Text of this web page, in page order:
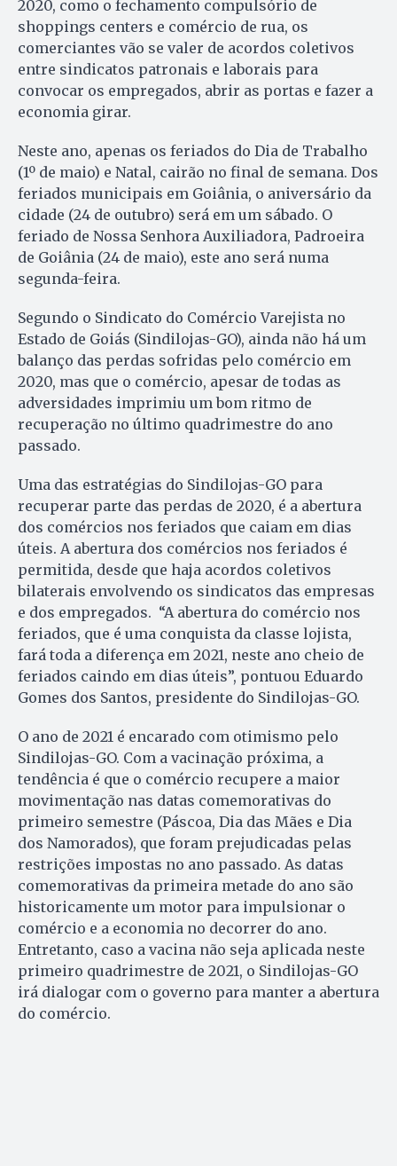
2020, como o fechamento compulsório de
shoppings centers e comércio de rua, os
comerciantes vão se valer de acordos coletivos
entre sindicatos patronais e laborais para
convocar os empregados, abrir as portas e fazer a
economia girar.
Neste ano, apenas os feriados do Dia de Trabalho
(1º de maio) e Natal, cairão no final de semana. Dos
feriados municipais em Goiânia, o aniversário da
cidade (24 de outubro) será em um sábado. O
feriado de Nossa Senhora Auxiliadora, Padroeira
de Goiânia (24 de maio), este ano será numa
segunda-feira.
Segundo o Sindicato do Comércio Varejista no
Estado de Goiás (Sindilojas-GO), ainda não há um
balanço das perdas sofridas pelo comércio em
2020, mas que o comércio, apesar de todas as
adversidades imprimiu um bom ritmo de
recuperação no último quadrimestre do ano
passado.
Uma das estratégias do Sindilojas-GO para
recuperar parte das perdas de 2020, é a abertura
dos comércios nos feriados que caiam em dias
úteis. A abertura dos comércios nos feriados é
permitida, desde que haja acordos coletivos
bilaterais envolvendo os sindicatos das empresas
e dos empregados. “A abertura do comércio nos
feriados, que é uma conquista da classe lojista,
fará toda a diferença em 2021, neste ano cheio de
feriados caindo em dias úteis”, pontuou Eduardo
Gomes dos Santos, presidente do Sindilojas-GO.
O ano de 2021 é encarado com otimismo pelo
Sindilojas-GO. Com a vacinação próxima, a
tendência é que o comércio recupere a maior
movimentação nas datas comemorativas do
primeiro semestre (Páscoa, Dia das Mães e Dia
dos Namorados), que foram prejudicadas pelas
restrições impostas no ano passado. As datas
comemorativas da primeira metade do ano são
historicamente um motor para impulsionar o
comércio e a economia no decorrer do ano.
Entretanto, caso a vacina não seja aplicada neste
primeiro quadrimestre de 2021, o Sindilojas-GO
irá dialogar com o governo para manter a abertura
do comércio.